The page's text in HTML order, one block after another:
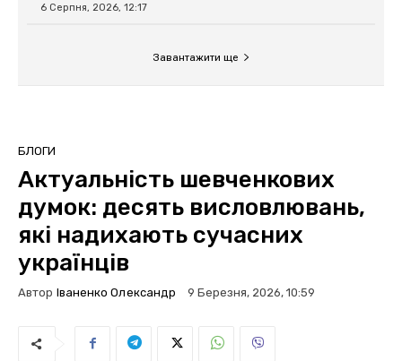
6 Серпня, 2026, 12:17
Завантажити ще